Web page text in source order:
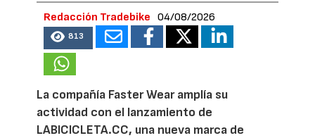
Redacción Tradebike 04/08/2026
813
La compañía Faster Wear amplía su
actividad con el lanzamiento de
LABICICLETA.CC, una nueva marca de